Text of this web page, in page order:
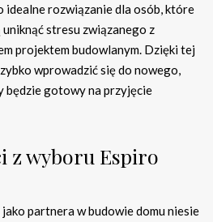
idealne rozwiązanie dla osób, które
stresu związanego z
projektem budowlanym. Dzięki tej
wprowadzić się do nowego,
będzie gotowy na przyjęcie
z wyboru Espiro
partnera w budowie domu niesie